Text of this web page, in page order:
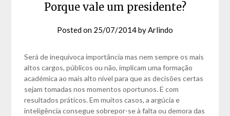
Porque vale um presidente?
Posted on 25/07/2014byArlindo
Será de inequívoca importância mas nem sempre os mais
altos cargos, públicos ou não, implicam uma formação
académica ao mais alto nível para que as decisões certas
sejam tomadas nos momentos oportunos. E com
resultados práticos. Em muitos casos, a argúcia e
inteligência consegue sobrepor-se à falta ou demora das